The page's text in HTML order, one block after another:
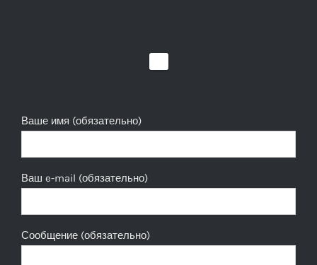
Ваше имя (обязательно)
Ваш e-mail (обязательно)
Сообщение (обязательно)